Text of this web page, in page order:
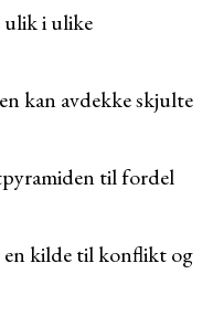
i ulike
kan avdekke skjulte
til fordel
kilde til konflikt og